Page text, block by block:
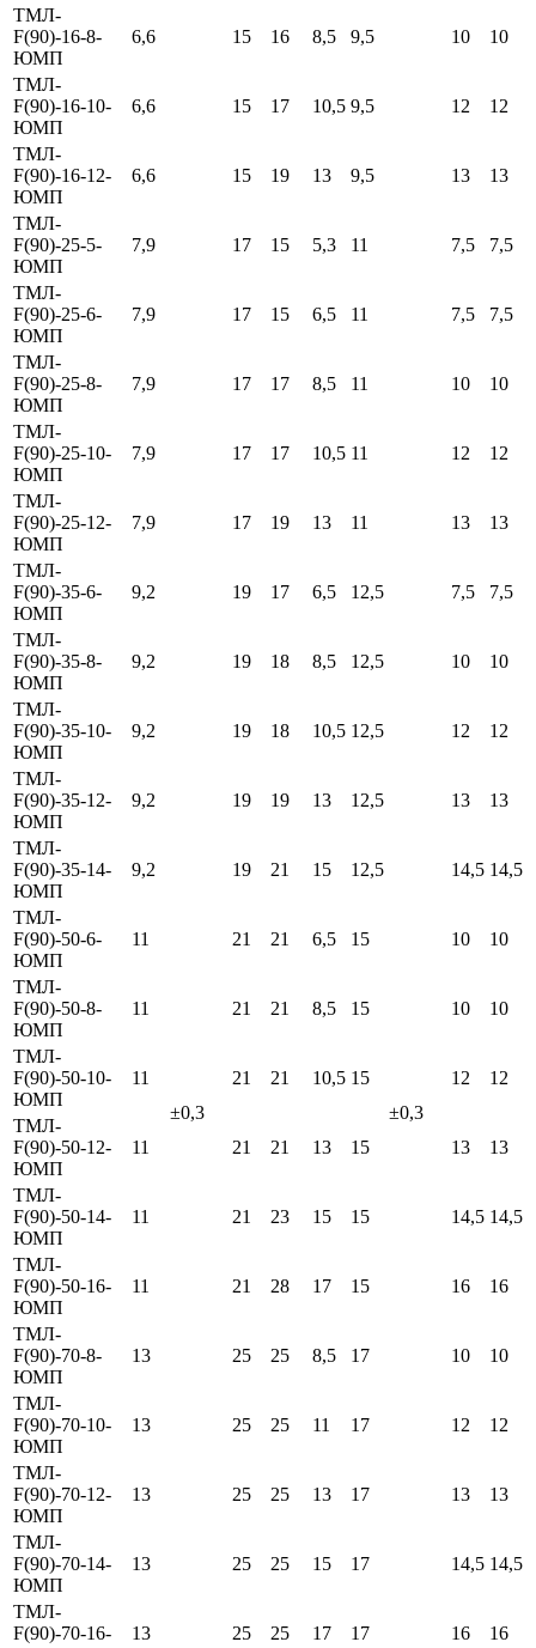
±0,3 ±0,3
ТМЛ-
F(90)-16-8-
ЮМП
6,6 15 16 8,5 9,5 10 10
ТМЛ-
F(90)-16-10-
ЮМП
6,6 15 17 10,5 9,5 12 12
ТМЛ-
F(90)-16-12-
ЮМП
6,6 15 19 13 9,5 13 13
ТМЛ-
F(90)-25-5-
ЮМП
7,9 17 15 5,3 11 7,5 7,5
ТМЛ-
F(90)-25-6-
ЮМП
7,9 17 15 6,5 11 7,5 7,5
ТМЛ-
F(90)-25-8-
ЮМП
7,9 17 17 8,5 11 10 10
ТМЛ-
F(90)-25-10-
ЮМП
7,9 17 17 10,5 11 12 12
ТМЛ-
F(90)-25-12-
ЮМП
7,9 17 19 13 11 13 13
ТМЛ-
F(90)-35-6-
ЮМП
9,2 19 17 6,5 12,5 7,5 7,5
ТМЛ-
F(90)-35-8-
ЮМП
9,2 19 18 8,5 12,5 10 10
ТМЛ-
F(90)-35-10-
ЮМП
9,2 19 18 10,5 12,5 12 12
ТМЛ-
F(90)-35-12-
ЮМП
9,2 19 19 13 12,5 13 13
ТМЛ-
F(90)-35-14-
ЮМП
9,2 19 21 15 12,5 14,5 14,5
ТМЛ-
F(90)-50-6-
ЮМП
11 21 21 6,5 15 10 10
ТМЛ-
F(90)-50-8-
ЮМП
11 21 21 8,5 15 10 10
ТМЛ-
F(90)-50-10-
ЮМП
11 21 21 10,5 15 12 12
ТМЛ-
F(90)-50-12-
ЮМП
11 21 21 13 15 13 13
ТМЛ-
F(90)-50-14-
ЮМП
11 21 23 15 15 14,5 14,5
ТМЛ-
F(90)-50-16-
ЮМП
11 21 28 17 15 16 16
ТМЛ-
F(90)-70-8-
ЮМП
13 25 25 8,5 17 10 10
ТМЛ-
F(90)-70-10-
ЮМП
13 25 25 11 17 12 12
ТМЛ-
F(90)-70-12-
ЮМП
13 25 25 13 17 13 13
ТМЛ-
F(90)-70-14-
ЮМП
13 25 25 15 17 14,5 14,5
ТМЛ-
F(90)-70-16-
13 25 25 17 17 16 16